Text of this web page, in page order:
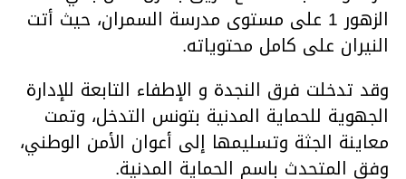
الزهور 1 على مستوى مدرسة السمران، حيث أتت
النيران على كامل محتوياته.
وقد تدخلت فرق النجدة و الإطفاء التابعة للإدارة
الجهوية للحماية المدنية بتونس التدخل، وتمت
معاينة الجثة وتسليمها إلى أعوان الأمن الوطني،
وفق المتحدث باسم الحماية المدنية.